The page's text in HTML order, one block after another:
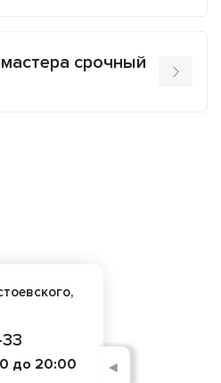
срочный
до 20:00
◄